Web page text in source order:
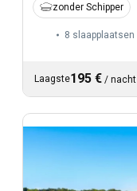
zonder Schipper
8 slaapplaatsen
Laagste195 € / nacht